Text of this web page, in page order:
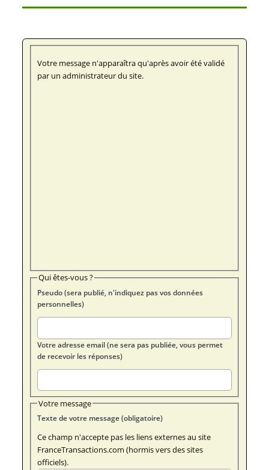
Votre message n'apparaîtra qu'après avoir été validé
par un administrateur du site.
Qui êtes-vous ?
Pseudo (sera publié, n'indiquez pas vos données
personnelles)
Votre adresse email (ne sera pas publiée, vous permet
de recevoir les réponses)
Votre message
Texte de votre message (obligatoire)
Ce champ n'accepte pas les liens externes au site
FranceTransactions.com (hormis vers des sites
officiels).